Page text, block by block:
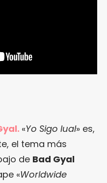
«Yo Sigo Iual» es,
el tema más
de Bad Gyal
«Worldwide